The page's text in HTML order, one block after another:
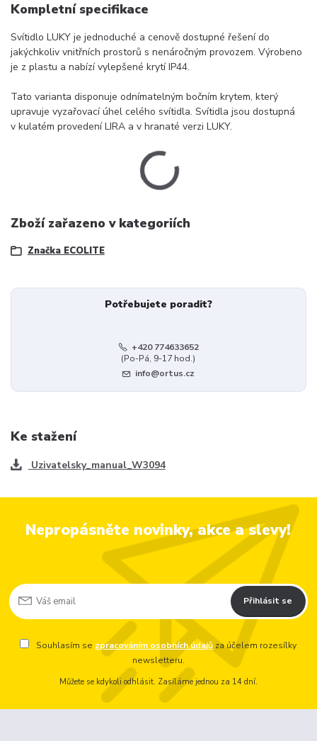
Kompletní specifikace
Svítidlo LUKY je jednoduché a cenově dostupné řešení do
jakýchkoliv vnitřních prostorů s nenáročným provozem. Výrobeno
je z plastu a nabízí vylepšené krytí IP44.
Tato varianta disponuje odnímatelným bočním krytem, který
upravuje vyzařovací úhel celého svítidla. Svítidla jsou dostupná
v kulatém provedení LIRA a v hranaté verzi LUKY.
Zboží zařazeno v kategoriích
Značka ECOLITE
Potřebujete poradit?
+420 774633652
(Po-Pá, 9-17 hod.)
info@ortus.cz
Ke stažení
Uzivatelsky_manual_W3094
Nepropásněte novinky, akce a slevy!
Přihlásit se
Souhlasím se zpracováním osobních údajů za účelem rozesílky
newsletteru.
Můžete se kdykoli odhlásit. Zasíláme jednou za 14 dní.